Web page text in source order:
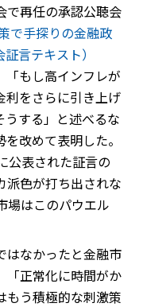
で再任の承認公聴会
で手探りの金融政
言テキスト）
もし高インフレが
利をさらに引き上げ
うする」と述べるな
改めて表明した。
公表された証言の
派色が打ち出されな
場はこのパウエル
はなかったと金融市
「正常化に時間がか
もう積極的な刺激策